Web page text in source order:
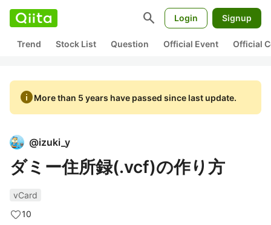
search Login Signup
Trend Stock List Question Official Event Official
infoMore than 5 years have passed since last update.
@izuki_y
ダミー住所録(.vcf)の作り方
vCard
10